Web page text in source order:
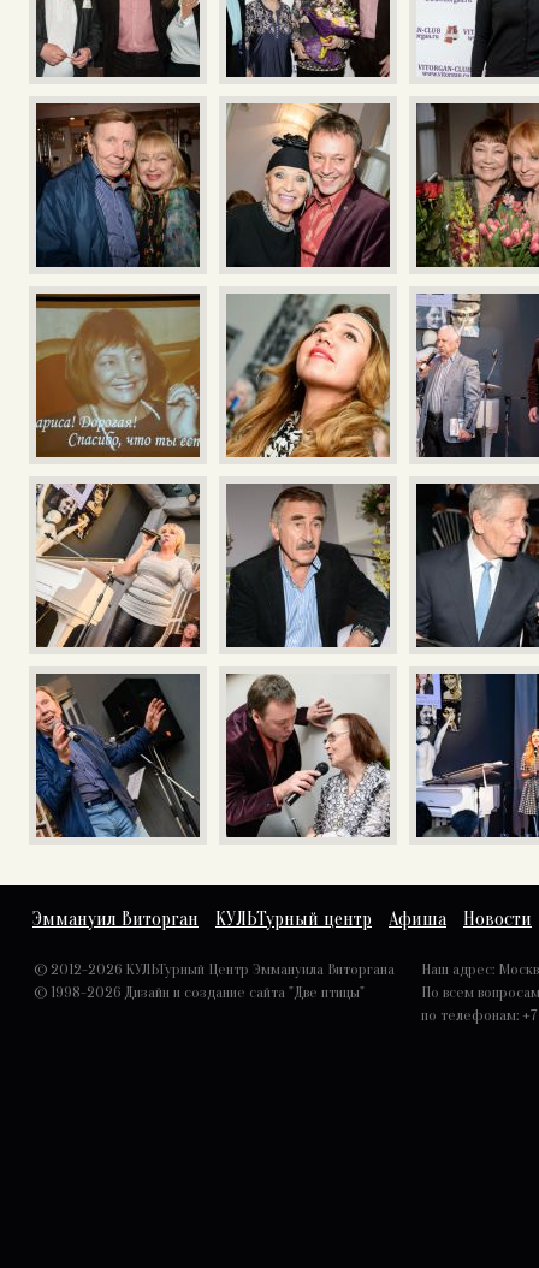
Эммануил Виторган КУЛЬТурный центр Афиша Новости
© 2012-2026 КУЛЬТурный Центр Эммануила Виторгана
© 1998-2026 Дизайн и создание сайта "Две птицы"
Наш адрес:
По всем
по телефонам: